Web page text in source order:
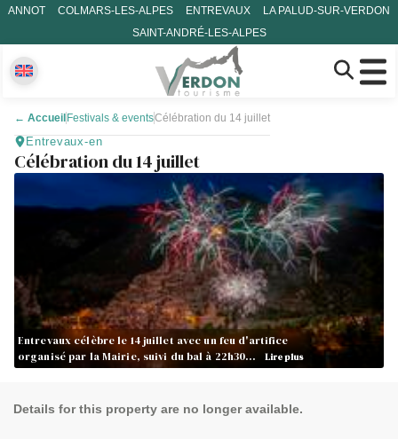
ANNOT COLMARS-LES-ALPES ENTREVAUX
LA PALUD-SUR-VERDON
SAINT-ANDRÉ-LES-ALPES
← Accueil Festivals & eventsCélébration du 14 juillet
Entrevaux-en
Célébration du 14 juillet
Entrevaux célèbre le 14 juillet avec un feu d'artifice
organisé par la Mairie, suivi du bal à 22h30…
Lire plus
Details for this property are no longer available.